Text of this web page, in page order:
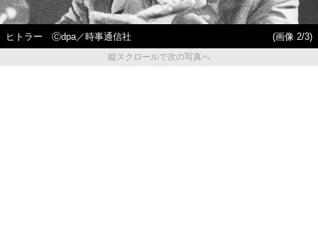
ヒトラー Ⓒdpa／時事通信社
(画像 2/3)
縦スクロールで次の写真へ